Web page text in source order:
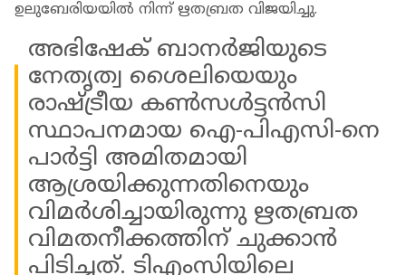
ഉലുബേരിയയിൽ നിന്ന് ഋതബ്രത വിജയിച്ചു.
അഭിഷേക് ബാനർജിയുടെ
നേതൃത്വ ശൈലിയെയും
രാഷ്ട്രീയ കൺസൾട്ടൻസി
സ്ഥാപനമായ ഐ-പിഎസി-നെ
പാർട്ടി അമിതമായി
ആശ്രയിക്കുന്നതിനെയും
വിമർശിച്ചായിരുന്നു ഋതബ്രത
വിമതനീക്കത്തിന് ചുക്കാൻ
പിടിച്ചത്. ടിഎംസിയിലെ